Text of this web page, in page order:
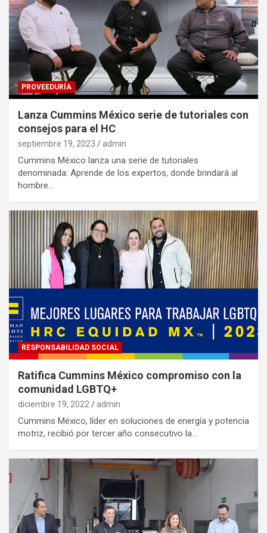
PROVEEDURÍA
Lanza Cummins México serie de tutoriales con
consejos para el HC
septiembre 19, 2023 admin
Cummins México lanza una serie de tutoriales
denominada: Aprende de los expertos, donde brindará al
hombre…
RESPONSABILIDAD SOCIAL
Ratifica Cummins México compromiso con la
comunidad LGBTQ+
diciembre 19, 2022 admin
Cummins México, líder en soluciones de energía y potencia
motriz, recibió por tercer año consecutivo la…